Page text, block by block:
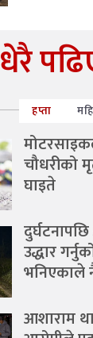
धेरै
हप्ता
चौधरीको
घाइते
उद्धार
भनिएकाले
आशाराम